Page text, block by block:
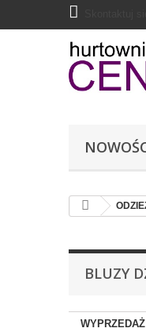
BLUZY
WYPRZEDAŻ